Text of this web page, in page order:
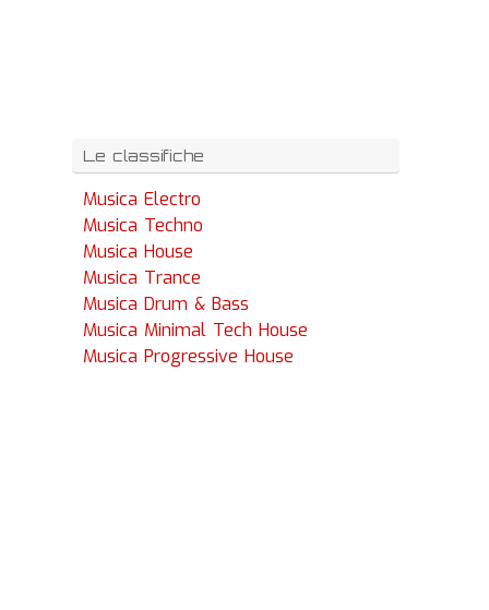
Le classifiche
Musica Electro
Musica Techno
Musica House
Musica Trance
Musica Drum & Bass
Musica Minimal Tech House
Musica Progressive House